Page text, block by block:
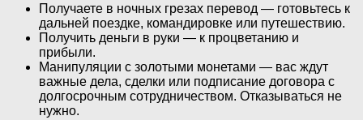
Получаете в ночных грезах перевод — готовьтесь к
дальней поездке, командировке или путешествию.
Получить деньги в руки — к процветанию и
прибыли.
Манипуляции с золотыми монетами — вас ждут
важные дела, сделки или подписание договора с
долгосрочным сотрудничеством. Отказываться не
нужно.